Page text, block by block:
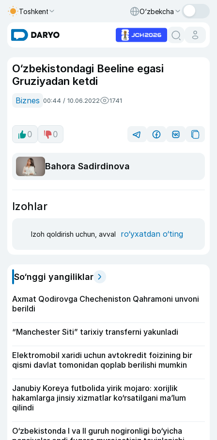
Toshkent O‘zbekcha
O‘zbekistondagi Beeline egasi
Gruziyadan ketdi
Biznes 00:44 / 10.06.2022 1741
0 0
Bahora Sadirdinova
Izohlar
Izoh qoldirish uchun, avval ro‘yxatdan o‘ting
So‘nggi yangiliklar
Axmat Qodirovga Checheniston Qahramoni unvoni
berildi
“Manchester Siti” tarixiy transferni yakunladi
Elektromobil xaridi uchun avtokredit foizining bir
qismi davlat tomonidan qoplab berilishi mumkin
Janubiy Koreya futbolida yirik mojaro: xorijlik
hakamlarga jinsiy xizmatlar ko‘rsatilgani ma’lum
qilindi
O‘zbekistonda I va II guruh nogironligi bo‘yicha